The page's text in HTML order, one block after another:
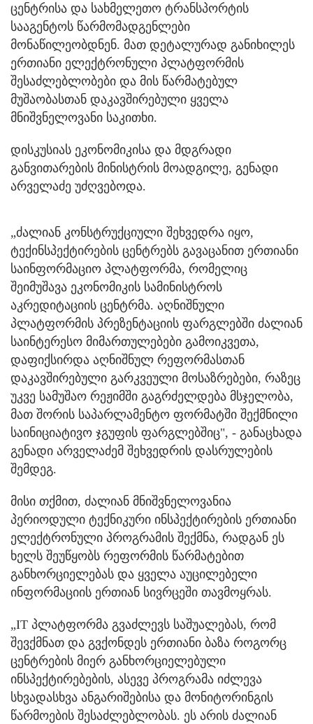
ცენტრისა და სახმელეთო ტრანსპორტის
სააგენტოს წარმომადგენლები
მონაწილეობდნენ. მათ დეტალურად განიხილეს
ერთიანი ელექტრონული პლატფორმის
შესაძლებლობები და მის წარმატებულ
მუშაობასთან დაკავშირებული ყველა
მნიშვნელოვანი საკითხი.
დისკუსიას ეკონომიკისა და მდგრადი
განვითარების მინისტრის მოადგილე, გენადი
არველაძე უძღვებოდა.
„ძალიან კონსტრუქციული შეხვედრა იყო,
ტექინსპექტირების ცენტრებს გავაცანით ერთიანი
საინფორმაციო პლატფორმა, რომელიც
შეიმუშავა ეკონომიკის სამინისტროს
აკრედიტაციის ცენტრმა. აღნიშნული
პლატფორმის პრეზენტაციის ფარგლებში ძალიან
საინტერესო მიმართულებები გამოიკვეთა,
დაფიქსირდა აღნიშნულ რეფორმასთან
დაკავშირებული გარკვეული მოსაზრებები, რაზეც
უკვე სამუშაო რეჟიმში გაგრძელდება მსჯელობა,
მათ შორის საპარლამენტო ფორმატში შექმნილი
საინიციატივო ჯგუფის ფარგლებშიც", - განაცხადა
გენადი არველაძემ შეხვედრის დასრულების
შემდეგ.
მისი თქმით, ძალიან მნიშვნელოვანია
პერიოდული ტექნიკური ინსპექტირების ერთიანი
ელექტრონული პროგრამის შექმნა, რადგან ეს
ხელს შეუწყობს რეფორმის წარმატებით
განხორციელებას და ყველა აუცილებელი
ინფორმაციის ერთიან სივრცეში თავმოყრას.
„IT პლატფორმა გვაძლევს საშუალებას, რომ
შევქმნათ და გვქონდეს ერთიანი ბაზა როგორც
ცენტრების მიერ განხორციელებული
ინსპექტირებების, ასევე პროგრამა იძლევა
სხვადასხვა ანგარიშებისა და მონიტორინგის
წარმოების შესაძლებლობას. ეს არის ძალიან